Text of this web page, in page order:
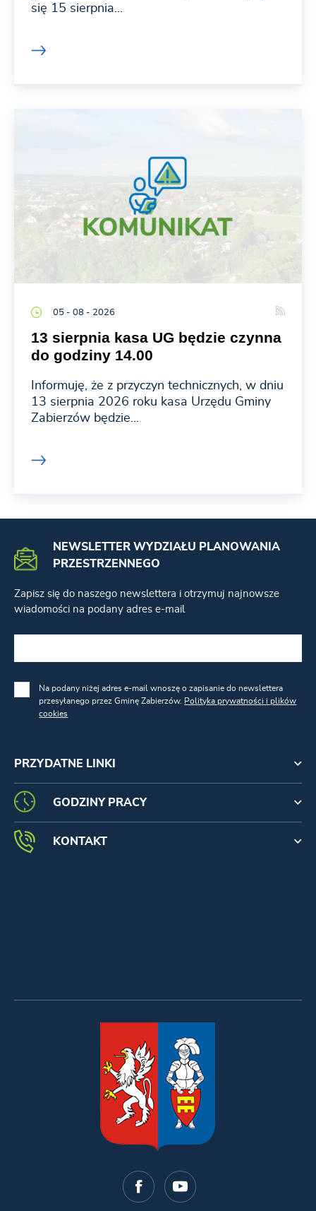
się 15 sierpnia...
05 - 08 - 2026
13 sierpnia kasa UG będzie czynna
do godziny 14.00
Informuję, że z przyczyn technicznych, w dniu
13 sierpnia 2026 roku kasa Urzędu Gminy
Zabierzów będzie...
PRZYDATNE LINKI
NEWSLETTER WYDZIAŁU PLANOWANIA
PRZESTRZENNEGO
Zapisz się do naszego newslettera i otrzymuj najnowsze
wiadomości na podany adres e-mail
Na podany niżej adres e-mail wnoszę o zapisanie do newslettera
przesyłanego przez Gminę Zabierzów. Polityka prywatności i plików
cookies
GODZINY PRACY
KONTAKT